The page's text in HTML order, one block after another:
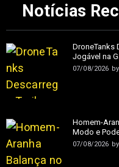
Notícias
DroneTanks
Jogável na
07/08/2026 by
Homem-
Modo e
07/08/2026 by